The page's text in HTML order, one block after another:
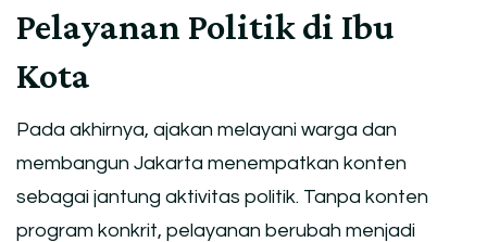
Pelayanan Politik di Ibu
Kota
Pada akhirnya, ajakan melayani warga dan
membangun Jakarta menempatkan konten
sebagai jantung aktivitas politik. Tanpa konten
program konkrit, pelayanan berubah menjadi